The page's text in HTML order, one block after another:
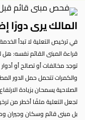
المالك يرى دورًا
في ترخيص التعلية لا تبدأ
قراءة المبنى القائم نفسه:
توجد مخالفات أو تصالح أو
والكمرات تتحمل حمل الدور
الصلاحية يسمحان بزيادة
تجعل التعلية ملفًا أخطر من
بل مبنى قائم وسكان وجيران